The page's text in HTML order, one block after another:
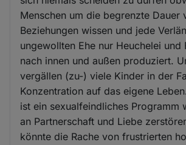
Menschen um die begrenzte Dauer
Beziehungen wissen und jede
ungewollten Ehe nur Heuchelei und
nach innen und außen produziert.
vergällen (zu-) viele Kinder in der
Konzentration auf das eigene
ist ein sexualfeindliches Programm
an Partnerschaft und Liebe
könnte die Rache von frustrierten